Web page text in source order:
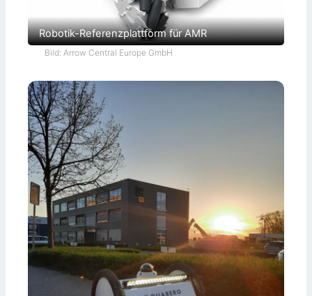
Robotik-Referenzplattform für AMR
Bild: Arrow Central Europe GmbH